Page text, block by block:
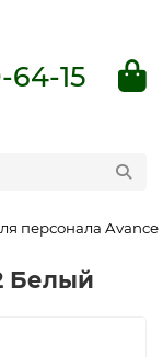
64-15
персонала Avance
Белый